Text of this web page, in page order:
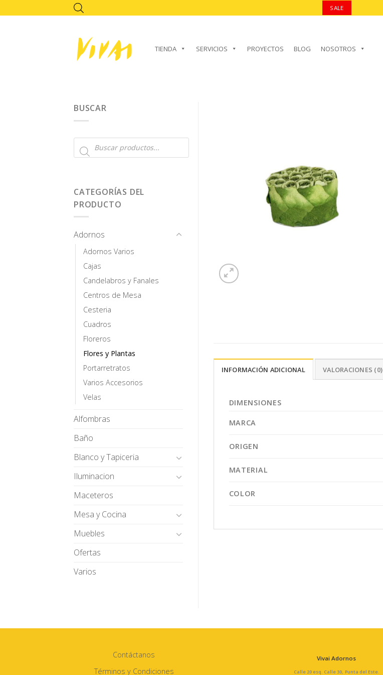
to
SALE
TIENDA SERVICIOS PROYECTOS BLOG NOSOTROS
BUSCAR
Búsqueda
de
CATEGORÍAS DEL
PRODUCTO
Adornos
Adornos Varios
Cajas
Candelabros y Fanales
Centros de Mesa
Cesteria
Cuadros
Floreros
Flores y Plantas
Portarretratos
Varios Accesorios
Velas
Alfombras
Baño
Blanco y Tapiceria
Iluminacion
Maceteros
Mesa y Cocina
Muebles
Ofertas
Varios
INFORMACIÓN ADICIONAL VALORACIONES (0)
DIMENSIONES
MARCA
ORIGEN
MATERIAL
COLOR
Contáctanos
Términos y Condiciones
Vivai Adornos
Calle 20 esq. Calle 30, Punta del Este.